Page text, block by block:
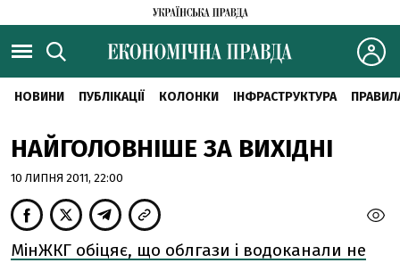
НОВИНИ ПУБЛІКАЦІЇ КОЛОНКИ ІНФРАСТРУКТУРА
НАЙГОЛОВНІШЕ ЗА ВИХІДНІ
10 ЛИПНЯ 2011, 22:00
МінЖКГ обіцяє, що облгази і водоканали не